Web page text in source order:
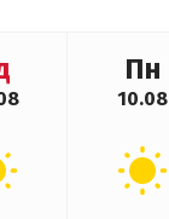
Пн
10.08